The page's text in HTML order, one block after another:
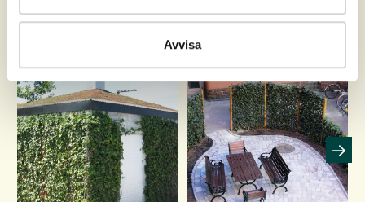
Avvisa